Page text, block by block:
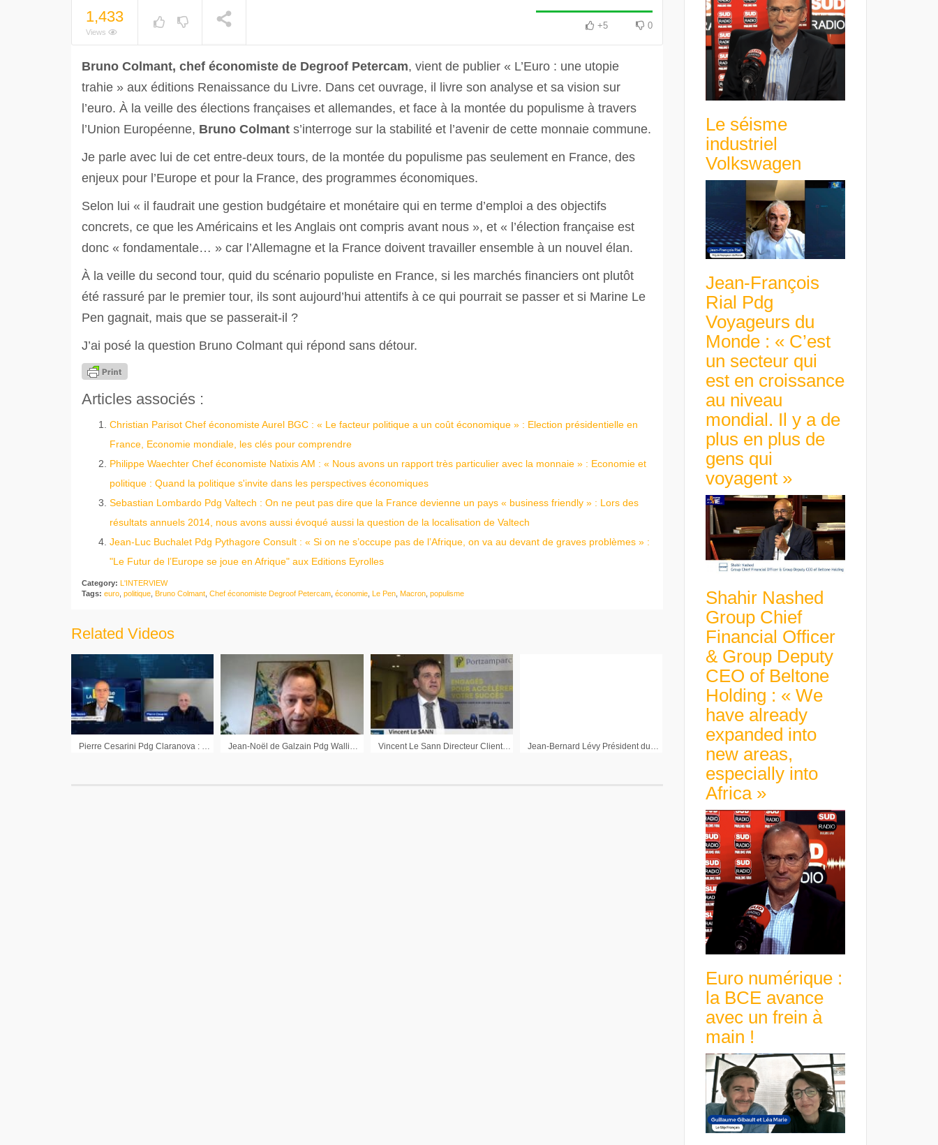
1,433
Views
+5 0
Bruno Colmant, chef économiste de Degroof Petercam, vient de publier « L’Euro : une utopie
trahie » aux éditions Renaissance du Livre. Dans cet ouvrage, il livre son analyse et sa vision sur
l’euro. À la veille des élections françaises et allemandes, et face à la montée du populisme à travers
l’Union Européenne, Bruno Colmant s’interroge sur la stabilité et l’avenir de cette monnaie commune.
Je parle avec lui de cet entre-deux tours, de la montée du populisme pas seulement en France, des
enjeux pour l’Europe et pour la France, des programmes économiques.
Selon lui « il faudrait une gestion budgétaire et monétaire qui en terme d’emploi a des objectifs
concrets, ce que les Américains et les Anglais ont compris avant nous », et « l’élection française est
donc « fondamentale… » car l’Allemagne et la France doivent travailler ensemble à un nouvel élan.
À la veille du second tour, quid du scénario populiste en France, si les marchés financiers ont plutôt
été rassuré par le premier tour, ils sont aujourd’hui attentifs à ce qui pourrait se passer et si Marine Le
Pen gagnait, mais que se passerait-il ?
J’ai posé la question Bruno Colmant qui répond sans détour.
Articles associés :
Christian Parisot Chef économiste Aurel BGC : « Le facteur politique a un coût économique » : Election présidentielle en
France, Economie mondiale, les clés pour comprendre
Philippe Waechter Chef économiste Natixis AM : « Nous avons un rapport très particulier avec la monnaie » : Economie et
politique : Quand la politique s'invite dans les perspectives économiques
Sebastian Lombardo Pdg Valtech : On ne peut pas dire que la France devienne un pays « business friendly » : Lors des
résultats annuels 2014, nous avons aussi évoqué aussi la question de la localisation de Valtech
Jean-Luc Buchalet Pdg Pythagore Consult : « Si on ne s’occupe pas de l’Afrique, on va au devant de graves problèmes » :
"Le Futur de l’Europe se joue en Afrique" aux Editions Eyrolles
Category: L'INTERVIEW
Tags: euro politique Bruno Colmant Chef économiste Degroof Petercam économie Le Pen Macron populisme
Related Videos
Vincent Le Sann Directeur Clientèle Institutionnelle et Entreprise Portzamparc : « Un marché des introductions qui s’annonce très bien »
Le séisme
industriel
Volkswagen
Jean-François
Rial Pdg
Voyageurs du
Monde : « C’est
un secteur qui
est en croissance
au niveau
mondial. Il y a de
plus en plus de
gens qui
voyagent »
Shahir Nashed
Group Chief
Financial Officer
& Group Deputy
CEO of Beltone
Holding : « We
have already
expanded into
new areas,
especially into
Africa »
Euro numérique :
la BCE avance
avec un frein à
main !